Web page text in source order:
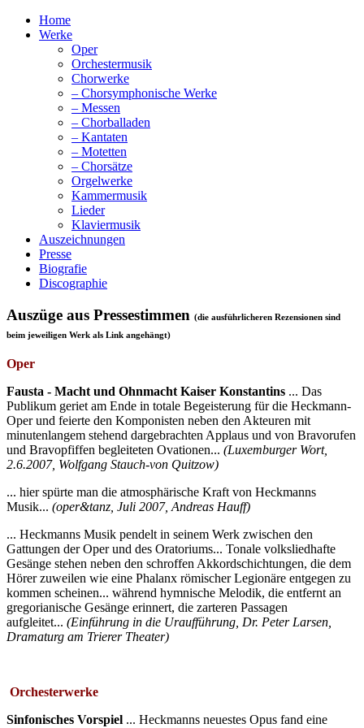
Home
Werke
Oper
Orchestermusik
Chorwerke
– Chorsymphonische Werke
– Messen
– Chorballaden
– Kantaten
– Motetten
– Chorsätze
Orgelwerke
Kammermusik
Lieder
Klaviermusik
Auszeichnungen
Presse
Biografie
Discographie
Auszüge aus Pressestimmen (die ausführlicheren Rezensionen sind
beim jeweiligen Werk als Link angehängt)
Oper
Fausta - Macht und Ohnmacht Kaiser Konstantins ... Das
Publikum geriet am Ende in totale Begeisterung für die Heckmann-
Oper und feierte den Komponisten neben den Akteuren mit
minutenlangem stehend dargebrachten Applaus und von Bravorufen
und Bravopfiffen begleiteten Ovationen... (Luxemburger Wort,
2.6.2007, Wolfgang Stauch-von Quitzow)
... hier spürte man die atmosphärische Kraft von Heckmanns
Musik... (oper&tanz, Juli 2007, Andreas Hauff)
... Heckmanns Musik pendelt in seinem Werk zwischen den
Gattungen der Oper und des Oratoriums... Tonale volksliedhafte
Gesänge stehen neben den schroffen Akkordschichtungen, die dem
Hörer zuweilen wie eine Phalanx römischer Legionäre entgegen zu
kommen scheinen... während hymnische Melodik, die entfernt an
gregorianische Gesänge erinnert, die zarteren Passagen
aufgleitet... (Einführung in die Uraufführung, Dr. Peter Larsen,
Dramaturg am Trierer Theater)
Orchesterwerke
Sinfonisches Vorspiel ... Heckmanns neuestes Opus fand eine